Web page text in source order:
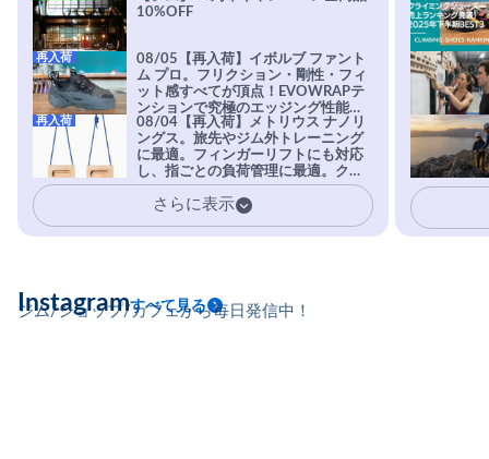
10%OFF
08/05【再入荷】イボルブ ファント
ム プロ。フリクション・剛性・フィ
ット感すべてが頂点！EVOWRAPテ
ンションで究極のエッジング性能を
実現。進化系ラバーEvo-74はTRAX
を凌駕する粘着力で極小ホールドに
安心感。
再入荷
08/04【再入荷】メトリウス ナノリ
ングス。旅先やジム外トレーニング
に最適。フィンガーリフトにも対応
し、指ごとの負荷管理に最適。クラ
イマーの指を本気で鍛えるギア。
再入荷
さらに表示
ジム/ショップ/カフェから毎日発信中！
Instagramすべて見る